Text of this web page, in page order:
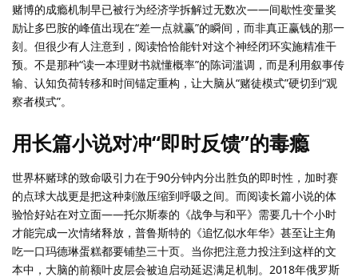
赌博的成瘾机制早已被行为经济学拆解过无数次——间歇性变量奖
励让多巴胺的峰值出现在“差一点就赢”的瞬间，而非真正赢钱的那一
刻。但很少有人注意到，阅读恰恰能针对这个神经闭环实施精准干
预。不是那种“读一本理财书就懂概率”的陈词滥调，而是利用叙事传
输、认知负荷转移和时间锚定重构，让大脑从“赌徒模式”硬切到“观
察者模式”。
用长篇小说对冲“即时反馈”的毒瘾
世界杯赌球的致命吸引力在于90分钟内分出胜负的即时性，加时赛
的点球大战更是把这种刺激压缩到呼吸之间。而阅读长篇小说的体
验恰好站在对立面——托尔斯泰的《战争与和平》需要几十个小时
才能完成一次情绪释放，普鲁斯特的《追忆似水年华》甚至让主角
吃一口玛德琳蛋糕都要铺垫三十页。当你把注意力投注到这样的文
本中，大脑的前额叶皮层会被迫启动延迟满足机制。2018年俄罗斯